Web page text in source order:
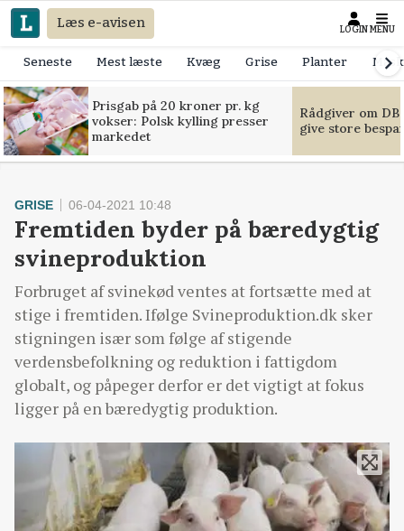
Læs e-avisen LOGIN MENU
Seneste Mest læste Kvæg Grise Planter
Prisgab på 20 kroner pr. kg
vokser: Polsk kylling presser
markedet
Rådgiver om
give store
GRISE 06-04-2021 10:48
Fremtiden byder på bæredygtig
svineproduktion
Forbruget af svinekød ventes at fortsætte med at
stige i fremtiden. Ifølge Svineproduktion.dk sker
stigningen især som følge af stigende
verdensbefolkning og reduktion i fattigdom
globalt, og påpeger derfor er det vigtigt at fokus
ligger på en bæredygtig produktion.